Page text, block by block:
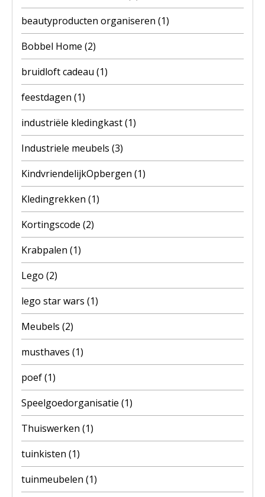
beautyproducten organiseren (1)
Bobbel Home (2)
bruidloft cadeau (1)
feestdagen (1)
industriële kledingkast(1)
Industriele meubels (3)
KindvriendelijkOpbergen (1)
Kledingrekken (1)
Kortingscode (2)
Krabpalen (1)
Lego (2)
lego star wars (1)
Meubels (2)
musthaves (1)
poef(1)
Speelgoedorganisatie (1)
Thuiswerken (1)
tuinkisten (1)
tuinmeubelen (1)